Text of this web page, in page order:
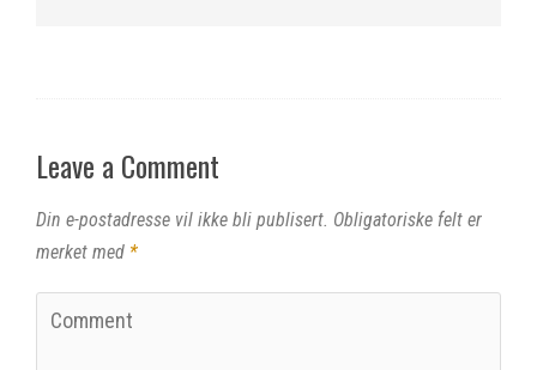
Leave a Comment
Din e-postadresse vil ikke bli publisert. Obligatoriske felt er
merket med *